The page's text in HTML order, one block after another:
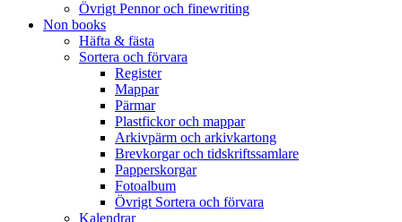
Övrigt Pennor och finewriting
Non books
Häfta & fästa
Sortera och förvara
Register
Mappar
Pärmar
Plastfickor och mappar
Arkivpärm och arkivkartong
Brevkorgar och tidskriftssamlare
Papperskorgar
Fotoalbum
Övrigt Sortera och förvara
Kalendrar